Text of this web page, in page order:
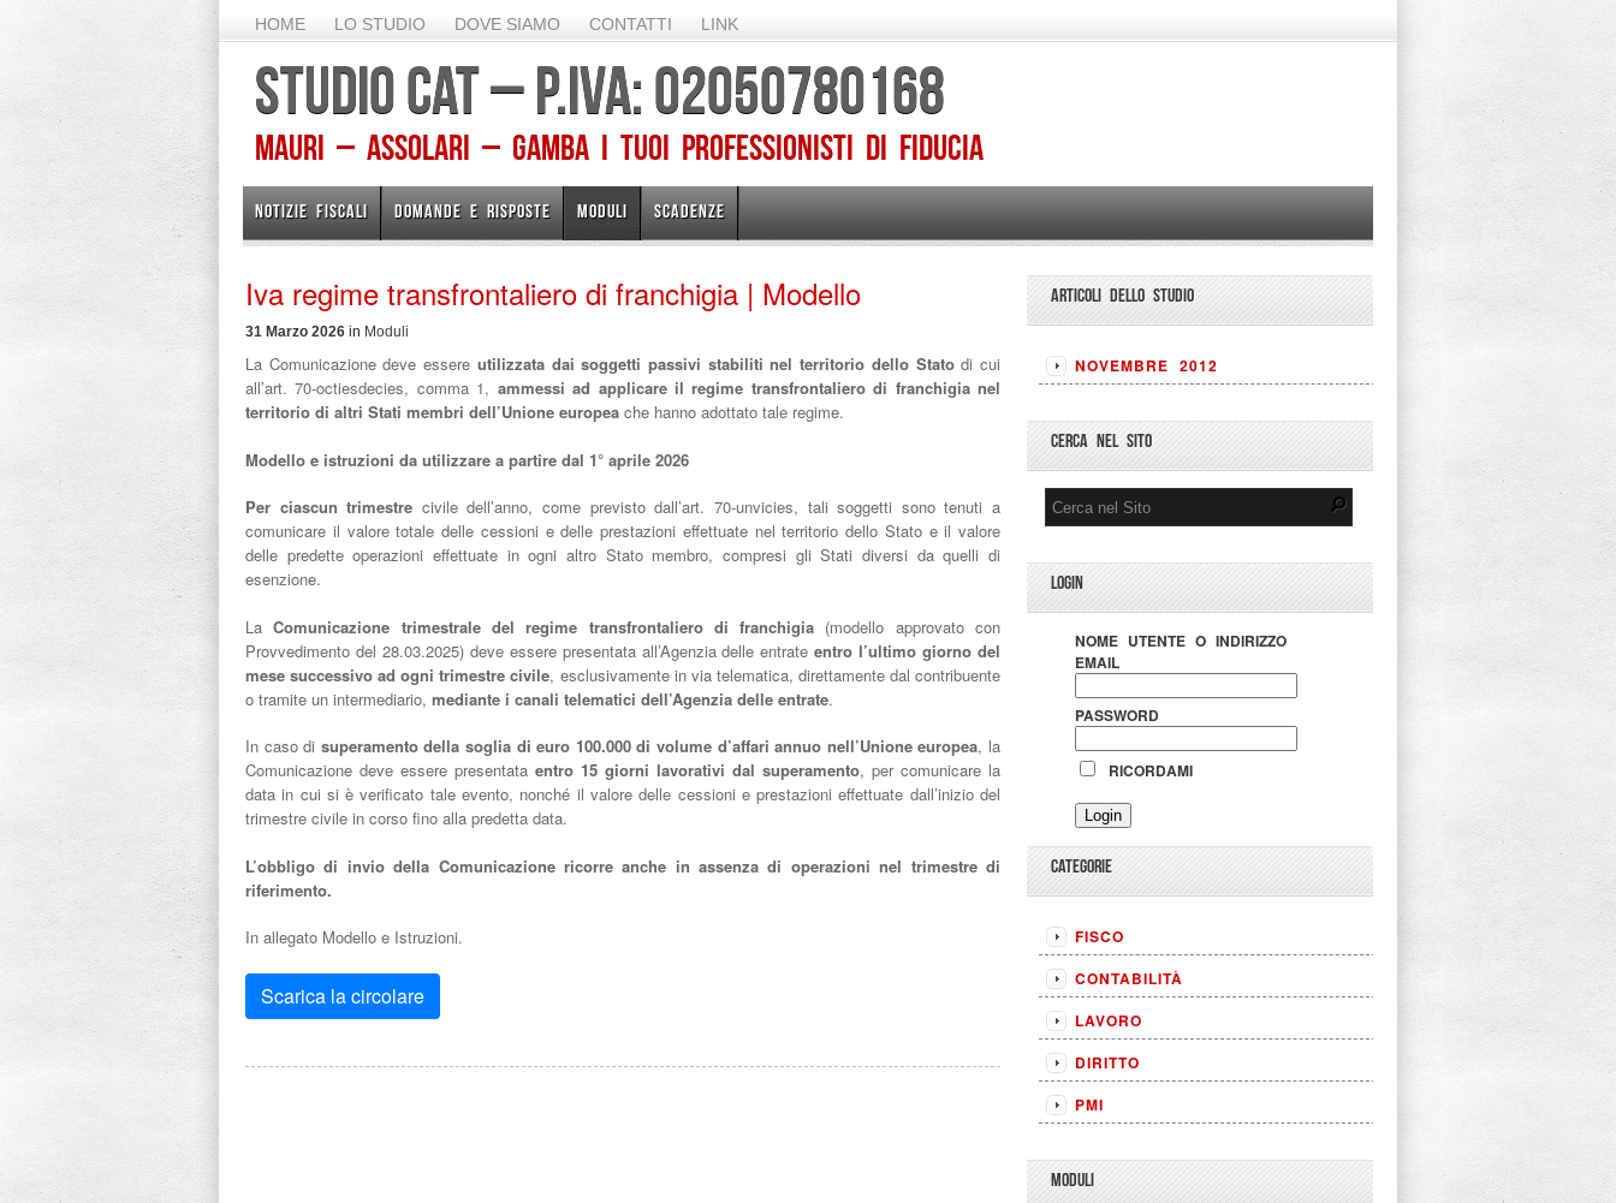
HOME LO STUDIO DOVE SIAMO CONTATTI LINK
STUDIO CAT – P.IVA: 02050780168
Mauri – Assolari – Gamba I TUOI PROFESSIONISTI DI FIDUCIA
NOTIZIE FISCALI DOMANDE E RISPOSTE MODULI SCADENZE
Iva regime transfrontaliero di franchigia | Modello
31 Marzo 2026 in Moduli
La Comunicazione deve essere utilizzata dai soggetti passivi stabiliti nel territorio dello Statodi cui
all’art. 70-octiesdecies, comma 1, ammessi ad applicare il regime transfrontaliero di franchigia nel
territorio di altri Stati membri dell’Unione europea che hanno adottato tale regime.
Modello e istruzioni da utilizzare a partire dal 1° aprile 2026
Per ciascun trimestre civile dell’anno, come previsto dall’art. 70-unvicies, tali soggetti sono tenuti a
comunicare il valore totale delle cessioni e delle prestazioni effettuate nel territorio dello Stato e il valore
delle predette operazioni effettuate in ogni altro Stato membro, compresi gli Stati diversi da quelli di
esenzione.
LaComunicazione trimestrale del regime transfrontaliero di franchigia (modello approvato con
Provvedimento del 28.03.2025) deve essere presentata all’Agenzia delle entrateentro l’ultimo giorno del
mese successivo ad ogni trimestre civile, esclusivamente in via telematica, direttamente dal contribuente
o tramite un intermediario, mediante i canali telematici dell’Agenzia delle entrate.
In caso di superamento della soglia di euro 100.000 di volume d’affari annuo nell’Unione europea, la
Comunicazione deve essere presentata entro 15 giorni lavorativi dal superamento, per comunicare la
data in cui si è verificato tale evento, nonché il valore delle cessioni e prestazioni effettuate dall’inizio del
trimestre civile in corso fino alla predetta data.
L’obbligo di invio della Comunicazione ricorre anche in assenza di operazioni nel trimestre di
riferimento.
In allegato Modello e Istruzioni.
Scarica la circolare
ARTICOLI DELLO STUDIO
NOVEMBRE 2012
CERCA NEL SITO
LOGIN
NOME UTENTE O INDIRIZZO
EMAIL
PASSWORD
RICORDAMI
CATEGORIE
FISCO
CONTABILITÀ
LAVORO
DIRITTO
PMI
MODULI